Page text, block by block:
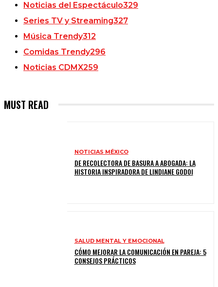
Noticias del Espectáculo329
Series TV y Streaming327
Música Trendy312
Comidas Trendy296
Noticias CDMX259
MUST READ
NOTICIAS MÉXICO
DE RECOLECTORA DE BASURA A ABOGADA: LA
HISTORIA INSPIRADORA DE LINDIANE GODOI
SALUD MENTAL Y EMOCIONAL
CÓMO MEJORAR LA COMUNICACIÓN EN PAREJA: 5
CONSEJOS PRÁCTICOS